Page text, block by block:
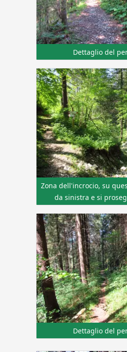
Dettaglio del
Zona dell'incrocio, su
da sinistra e si
Dettaglio del